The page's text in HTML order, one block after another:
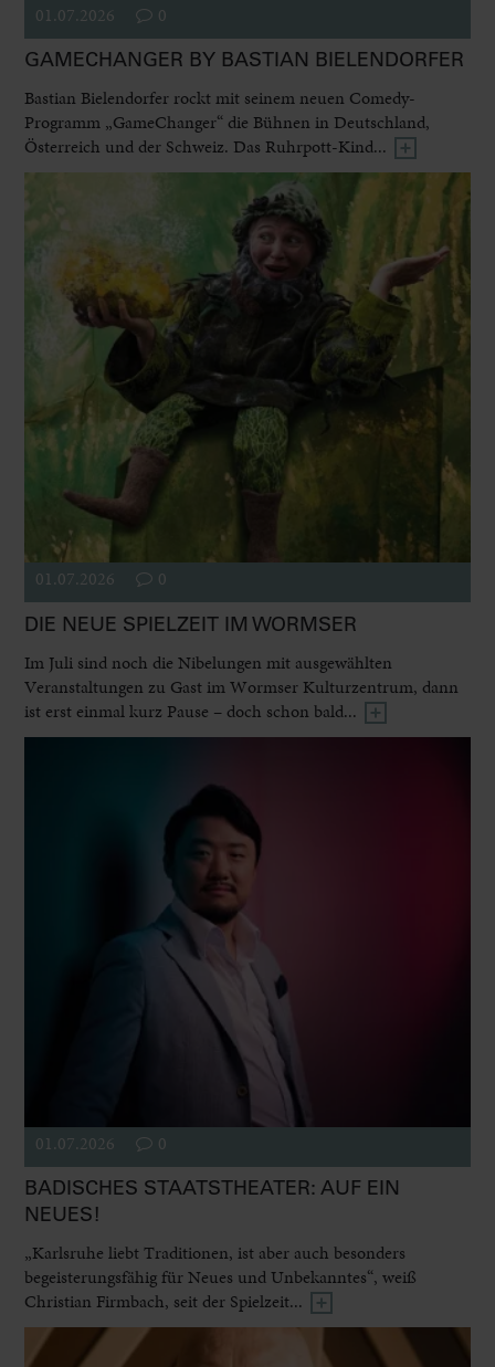
01.07.2026 0
GAMECHANGER BY BASTIAN BIELENDORFER
Bastian Bielendorfer rockt mit seinem neuen Comedy-
Programm „GameChanger“ die Bühnen in Deutschland,
Österreich und der Schweiz. Das Ruhrpott-Kind...
01.07.2026 0
DIE NEUE SPIELZEIT IM WORMSER
Im Juli sind noch die Nibelungen mit ausgewählten
Veranstaltungen zu Gast im Wormser Kulturzentrum, dann
ist erst einmal kurz Pause – doch schon bald...
01.07.2026 0
BADISCHES STAATSTHEATER: AUF EIN
NEUES!
„Karlsruhe liebt Traditionen, ist aber auch besonders
begeisterungsfähig für Neues und Unbekanntes“, weiß
Christian Firmbach, seit der Spielzeit...